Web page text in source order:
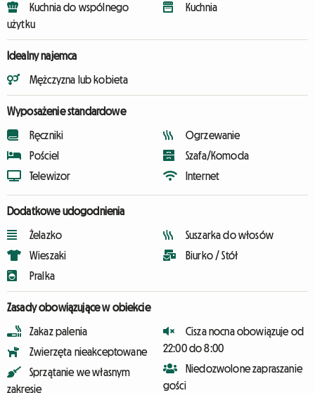
Kuchnia do wspólnego
użytku
Kuchnia
Idealny najemca
Mężczyzna lub kobieta
Wyposażenie standardowe
Ręczniki
Pościel
Telewizor
Ogrzewanie
Szafa/Komoda
Internet
Dodatkowe udogodnienia
Żelazko
Wieszaki
Pralka
Suszarka do włosów
Biurko / Stół
Zasady obowiązujące w obiekcie
Zakaz palenia
Zwierzęta nieakceptowane
Sprzątanie we własnym
zakresie
Cisza nocna obowiązuje od
22:00 do 8:00
Niedozwolone zapraszanie
gości